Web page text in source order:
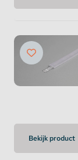
Bekijk product